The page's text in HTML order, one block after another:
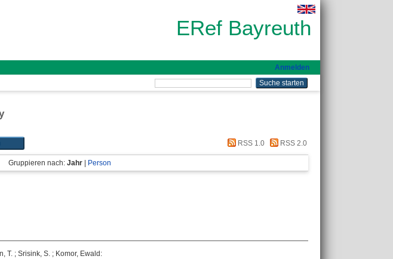
ERef Bayreuth
Anmelden
RSS 1.0 RSS 2.0
Gruppieren nach: Jahr Person
T. ; Srisink, S. ; Komor, Ewald :